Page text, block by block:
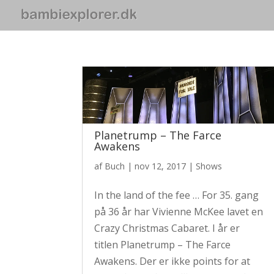
Planetrump – The Farce
Awakens
af Buch |nov 12, 2017 | Shows
In the land of the fee … For 35. gang
på 36 år har Vivienne McKee lavet en
Crazy Christmas Cabaret. I år er
titlen Planetrump – The Farce
Awakens. Der er ikke points for at